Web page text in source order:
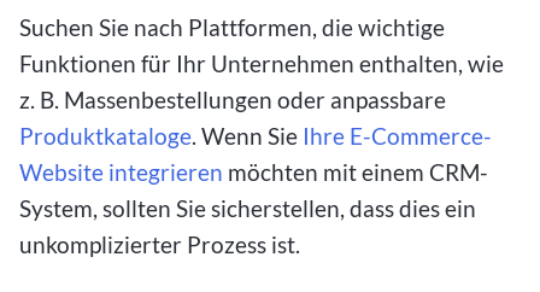
Suchen Sie nach Plattformen, die wichtige
Funktionen für Ihr Unternehmen enthalten, wie
z. B. Massenbestellungen oder anpassbare
Produktkataloge. Wenn Sie Ihre E-Commerce-
Website integrieren möchten mit einem CRM-
System, sollten Sie sicherstellen, dass dies ein
unkomplizierter Prozess ist.